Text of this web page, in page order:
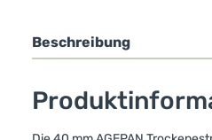
Beschreibung